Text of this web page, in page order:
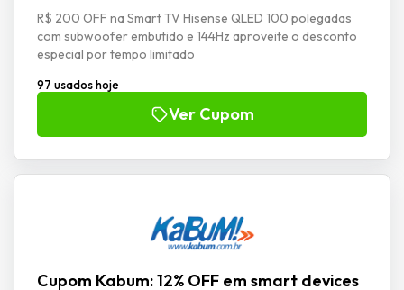
R$ 200 OFF na Smart TV Hisense QLED 100 polegadas
com subwoofer embutido e 144Hz aproveite o desconto
especial por tempo limitado
97 usados hoje
Ver Cupom
Cupom Kabum: 12% OFF em smart devices